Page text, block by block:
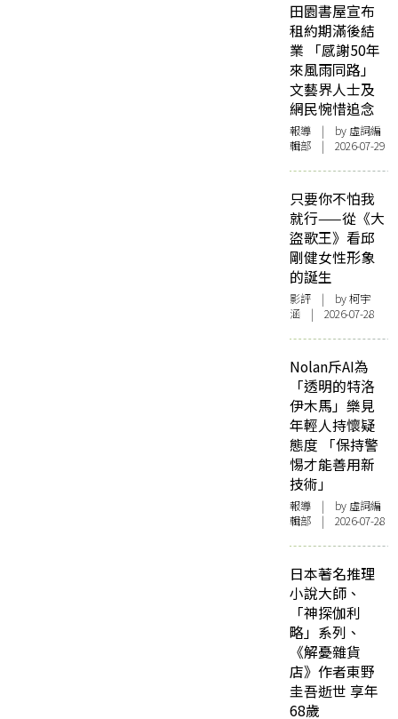
田園書屋宣布
租約期滿後結
業 「感謝50年
來風雨同路」
文藝界人士及
網民惋惜追念
報導 | by 虛詞編
輯部 | 2026-07-29
只要你不怕我
就行——從《大
盜歌王》看邱
剛健女性形象
的誕生
影評 | by 柯宇
涵 | 2026-07-28
Nolan斥AI為
「透明的特洛
伊木馬」樂見
年輕人持懷疑
態度 「保持警
惕才能善用新
技術」
報導 | by 虛詞編
輯部 | 2026-07-28
日本著名推理
小說大師、
「神探伽利
略」系列、
《解憂雜貨
店》作者東野
圭吾逝世 享年
68歲